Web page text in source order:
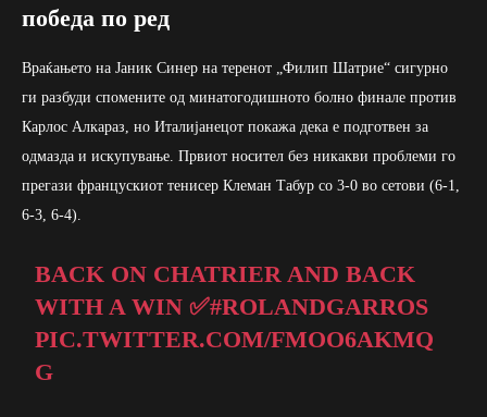
победа по ред
Враќањето на Јаник Синер на теренот „Филип Шатрие“ сигурно
ги разбуди спомените од минатогодишното болно финале против
Карлос Алкараз, но Италијанецот покажа дека е подготвен за
одмазда и искупување. Првиот носител без никакви проблеми го
прегази францускиот тенисер Клеман Табур со 3-0 во сетови (6-1,
6-3, 6-4).
BACK ON CHATRIER AND BACK
WITH A WIN ✅#ROLANDGARROS
PIC.TWITTER.COM/FMOO6AKMQ
G